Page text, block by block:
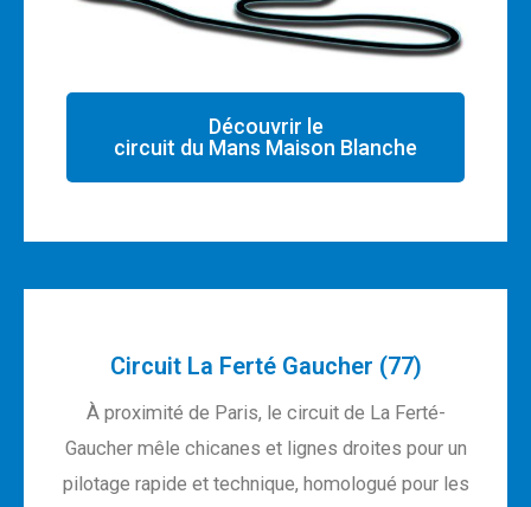
Découvrir le
circuit du Mans Maison Blanche
Circuit La Ferté Gaucher (77)
À proximité de Paris, le circuit de La Ferté-
Gaucher mêle chicanes et lignes droites pour un
pilotage rapide et technique, homologué pour les